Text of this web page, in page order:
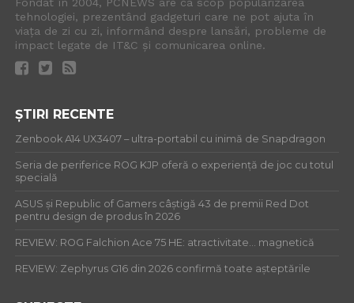
tehnologiei, prezentând gadgeturi care ne pot ajuta în
viața de zi cu zi, informând despre lansări, probleme de
impact legate de IT&C și comunicarea online.
ȘTIRI RECENTE
Zenbook A14 UX3407 – ultra-portabil cu inimă de Snapdragon
Seria de periferice ROG KJP oferă o experiență de joc cu totul
specială
ASUS și Republic of Gamers câștigă 43 de premii Red Dot
pentru design de produs în 2026
REVIEW: ROG Falchion Ace 75 HE: atractivitate… magnetică
REVIEW: Zephyrus G16 din 2026 confirmă toate așteptările